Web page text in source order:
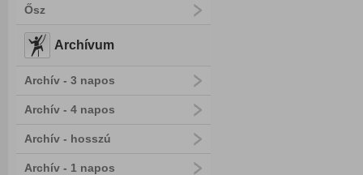
Ősz
Archívum
Archív - 3 napos
Archív - 4 napos
Archív - hosszú
Archív - 1 napos